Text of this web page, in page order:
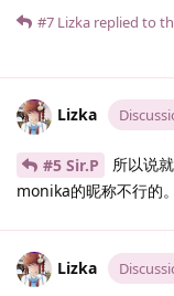
#7 Lizka replied to
Lizka
#5 Sir.​P
所以说
monika的昵称不行的
Lizka